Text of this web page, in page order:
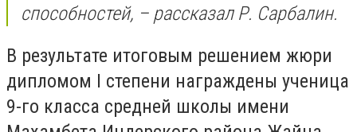
способностей, – рассказал Р. Сарбалин.
В результате итоговым решением жюри
дипломом I степени награждены ученица
9-го класса средней школы имени